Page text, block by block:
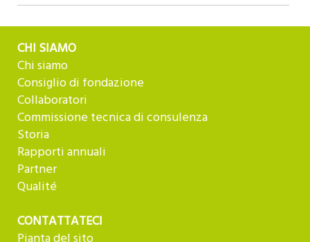
CHI SIAMO
Chi siamo
Consiglio di fondazione
Collaboratori
Commissione tecnica di consulenza
Storia
Rapporti annuali
Partner
Qualité
CONTATTATECI